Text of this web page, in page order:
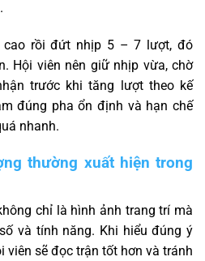
cao rồi đứt nhịp 5 – 7 lượt, đó
Hội viên nên giữ nhịp vừa, chờ
trước khi tăng lượt theo kế
đúng pha ổn định và hạn chế
nhanh.
thường xuất hiện trong
chỉ là hình ảnh trang trí mà
và tính năng. Khi hiểu đúng ý
viên sẽ đọc trận tốt hơn và tránh